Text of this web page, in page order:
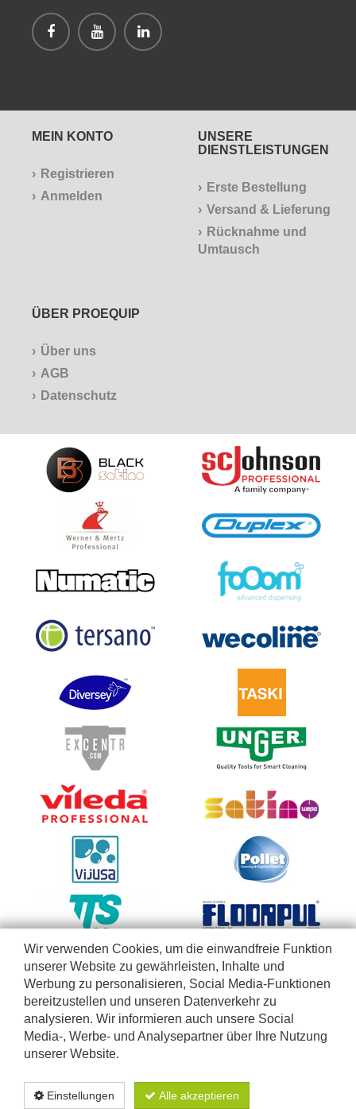
Wir verwenden Cookies, um die einwandfreie Funktion
unserer Website zu gewährleisten, Inhalte und
Werbung zu personalisieren, Social Media-Funktionen
bereitzustellen und unseren Datenverkehr zu
analysieren. Wir informieren auch unsere Social
Media-, Werbe- und Analysepartner über Ihre Nutzung
unserer Website.
Einstellungen Alle akzeptieren
MEIN KONTO
Registrieren
Anmelden
UNSERE
DIENSTLEISTUNGEN
Erste Bestellung
Versand & Lieferung
Rücknahme und
Umtausch
ÜBER PROEQUIP
Über uns
AGB
Datenschutz
Berufe, die unsere Produkte im Rahmen ihrer geschäftlichen Tätigkeiten anwenden. Wir
verkaufen nicht an Privatpersonen. Lieferungen ausschließlich in Belgien und Luxemburg